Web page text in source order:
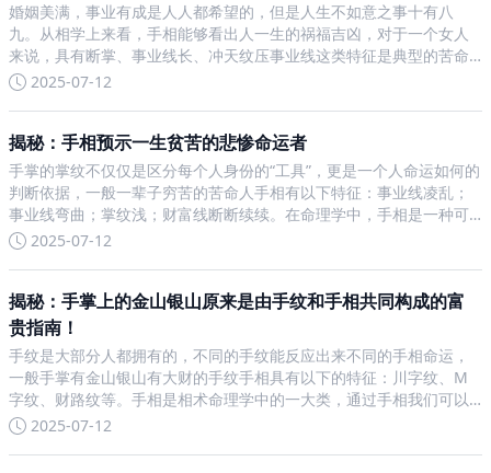
婚姻美满，事业有成是人人都希望的，但是人生不如意之事十有八
九。从相学上来看，手相能够看出人一生的祸福吉凶，对于一个女人
来说，具有断掌、事业线长、冲天纹压事业线这类特征是典型的苦命
手相。相术是预判人生运势一种方式，其主要目的就是希望能够趋吉
2025-07-12
揭秘：手相预示一生贫苦的悲惨命运者
手掌的掌纹不仅仅是区分每个人身份的“工具”，更是一个人命运如何的
判断依据，一般一辈子穷苦的苦命人手相有以下特征：事业线凌乱；
事业线弯曲；掌纹浅；财富线断断续续。在命理学中，手相是一种可
以判断人命运的依据，每一个人的手相都各不相同，所以才会有人一
2025-07-12
揭秘：手掌上的金山银山原来是由手纹和手相共同构成的富
贵指南！
手纹是大部分人都拥有的，不同的手纹能反应出来不同的手相命运，
一般手掌有金山银山有大财的手纹手相具有以下的特征：川字纹、M
字纹、财路纹等。手相是相术命理学中的一大类，通过手相我们可以
预测未来，而且正因为手相与人类的关联甚深而且每一个人的手相都
2025-07-12